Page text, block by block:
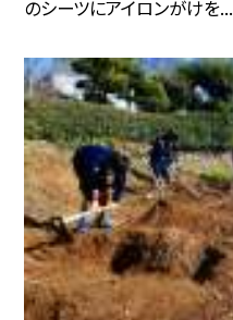
のシーツにアイロンがけを...